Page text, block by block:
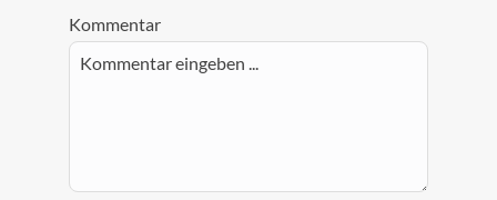
Kommentar